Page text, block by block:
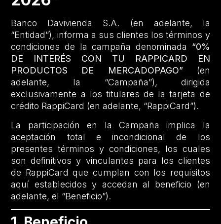
Banco Davivienda S.A. (en adelante, la
“Entidad”), informa a sus clientes los términos y
condiciones de la campaña denominada “0%
DE INTERÉS CON TU RAPPICARD EN
PRODUCTOS DE MERCADOPAGO” (en
adelante, la “Campaña”), dirigida
exclusivamente a los titulares de la tarjeta de
crédito RappiCard (en adelante, “RappiCard”).
La participación en la Campaña implica la
aceptación total e incondicional de los
presentes términos y condiciones, los cuales
son definitivos y vinculantes para los clientes
de RappiCard que cumplan con los requisitos
aquí establecidos y accedan al beneficio (en
adelante, el “Beneficio”).